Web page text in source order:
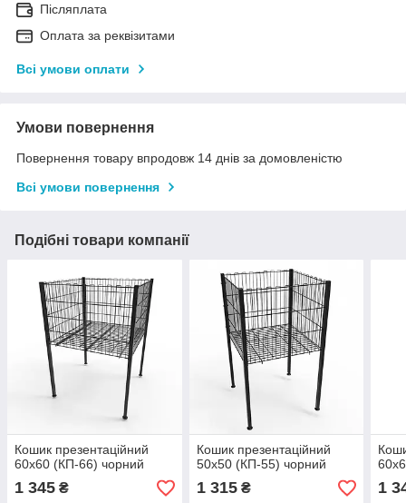
Післяплата
Оплата за реквізитами
Всі умови оплати
Умови повернення
Повернення товару впродовж 14 днів за домовленістю
Всі умови повернення
Подібні товари компанії
Кошик презентаційний
60х60 (КП-66) чорний
1 345 ₴
Кошик презентаційний
50х50 (КП-55) чорний
1 315₴ 1